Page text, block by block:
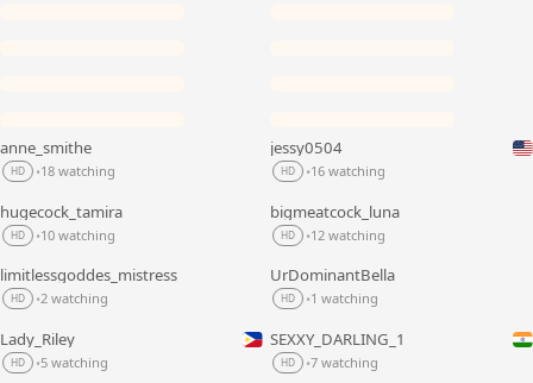
anne_smithe
HD •18 watching
LIVE
jessy0504
HD •16 watching
hugecock_tamira
HD •10 watching
bigmeatcock_luna
HD •12 watching
limitlessgoddes_mistress
HD •2 watching
UrDominantBella
HD •1 watching
LIVE
Lady_Riley
HD •5 watching
LIVE
SEXXY_DARLING_1
HD •7 watching